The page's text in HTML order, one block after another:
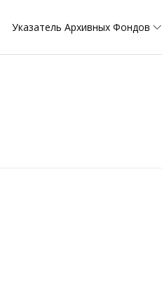
Указатель Архивных Фондов